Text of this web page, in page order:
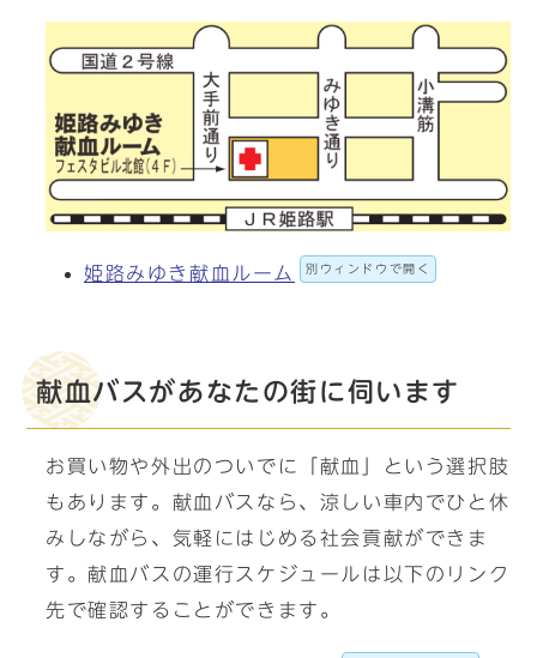
姫路みゆき献血ルーム 別ウィンドウで開く
献血バスがあなたの街に伺います
お買い物や外出のついでに「献血」という選択肢
もあります。献血バスなら、涼しい車内でひと休
みしながら、気軽にはじめる社会貢献ができま
す。献血バスの運行スケジュールは以下のリンク
先で確認することができます。